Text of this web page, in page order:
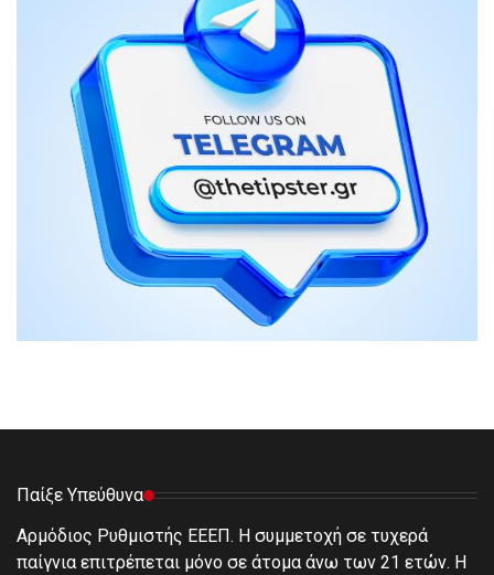
Παίξε Υπεύθυνα
Αρμόδιος Ρυθμιστής ΕΕΕΠ. Η συμμετοχή σε τυχερά
παίγνια επιτρέπεται μόνο σε άτομα άνω των 21 ετών. Η